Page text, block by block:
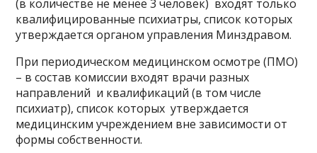
(в количестве не менее 3 человек) входят только
квалифицированные психиатры, список которых
утверждается органом управления Минздравом.
При периодическом медицинском осмотре (ПМО)
– в состав комиссии входят врачи разных
направлений и квалификаций (в том числе
психиатр), список которых утверждается
медицинским учреждением вне зависимости от
формы собственности.